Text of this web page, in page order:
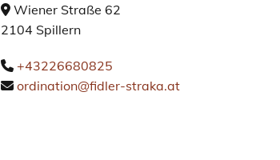
 Wiener Straße 62
2104 Spillern
 +43226680825
 ordination@fidler-straka.at